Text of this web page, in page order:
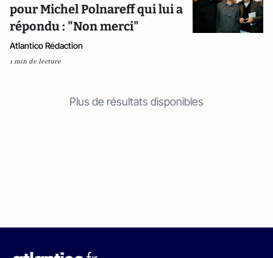
pour Michel Polnareff qui lui a
répondu : "Non merci"
Atlantico Rédaction
1 min de lecture
Plus de résultats disponibles